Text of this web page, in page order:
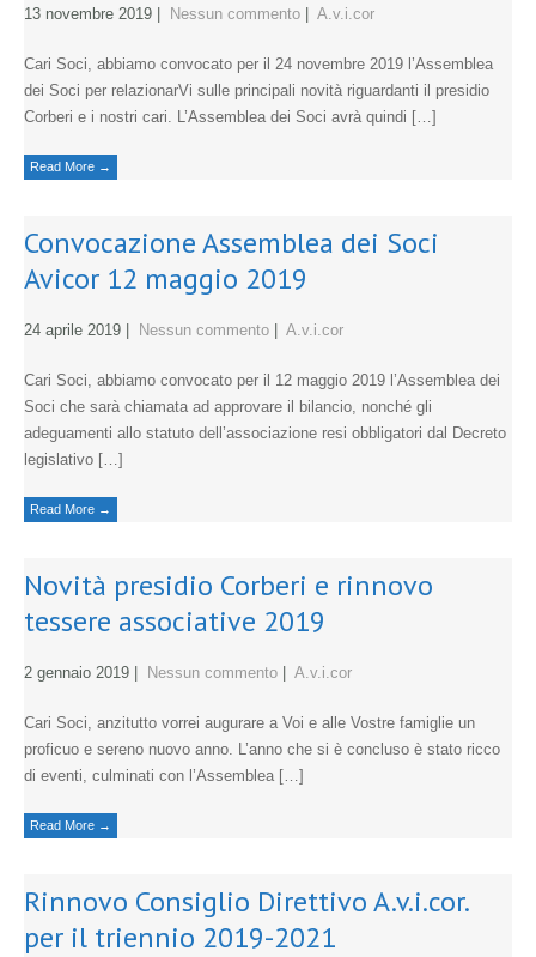
13 novembre 2019 Nessun commento A.v.i.cor
Cari Soci, abbiamo convocato per il 24 novembre 2019 l’Assemblea
dei Soci per relazionarVi sulle principali novità riguardanti il presidio
Corberi e i nostri cari. L’Assemblea dei Soci avrà quindi […]
Read More →
Convocazione Assemblea dei Soci
Avicor 12 maggio 2019
24 aprile 2019 Nessun commento A.v.i.cor
Cari Soci, abbiamo convocato per il 12 maggio 2019 l’Assemblea dei
Soci che sarà chiamata ad approvare il bilancio, nonché gli
adeguamenti allo statuto dell’associazione resi obbligatori dal Decreto
legislativo […]
Read More →
Novità presidio Corberi e rinnovo
tessere associative 2019
2 gennaio 2019 Nessun commento A.v.i.cor
Cari Soci, anzitutto vorrei augurare a Voi e alle Vostre famiglie un
proficuo e sereno nuovo anno. L’anno che si è concluso è stato ricco
di eventi, culminati con l’Assemblea […]
Read More →
Rinnovo Consiglio Direttivo A.v.i.cor.
per il triennio 2019-2021